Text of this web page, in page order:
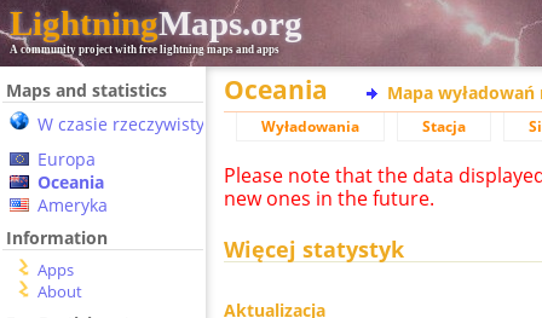
LightningMaps.org
A community project with free lightning maps and apps
Maps and statistics
W czasie rzeczywistym
Europa
Oceania
Ameryka
Information
Apps
About
Oceania Mapa wyładowań
Wyładowania Stacja
Please note that the data
new ones in the future.
Więcej statystyk
Aktualizacja